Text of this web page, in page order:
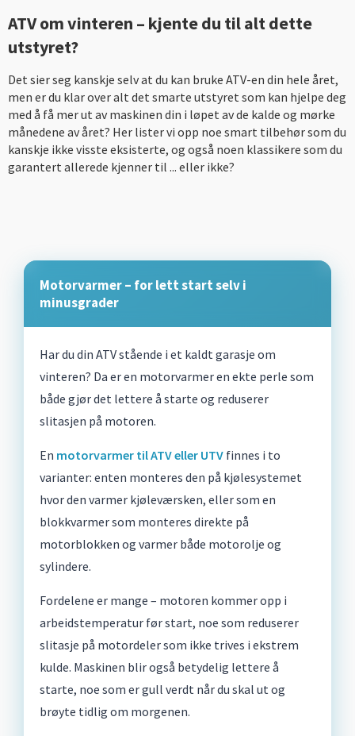
ATV om vinteren – kjente du til alt dette
utstyret?
Det sier seg kanskje selv at du kan bruke ATV-en din hele året,
men er du klar over alt det smarte utstyret som kan hjelpe deg
med å få mer ut av maskinen din i løpet av de kalde og mørke
månedene av året? Her lister vi opp noe smart tilbehør som du
kanskje ikke visste eksisterte, og også noen klassikere som du
garantert allerede kjenner til ... eller ikke?
Motorvarmer – for lett start selv i
minusgrader
Har du din ATV stående i et kaldt garasje om
vinteren? Da er en motorvarmer en ekte perle som
både gjør det lettere å starte og reduserer
slitasjen på motoren.
En motorvarmer til ATV eller UTV finnes i to
varianter: enten monteres den på kjølesystemet
hvor den varmer kjøleværsken, eller som en
blokkvarmer som monteres direkte på
motorblokken og varmer både motorolje og
sylindere.
Fordelene er mange – motoren kommer opp i
arbeidstemperatur før start, noe som reduserer
slitasje på motordeler som ikke trives i ekstrem
kulde. Maskinen blir også betydelig lettere å
starte, noe som er gull verdt når du skal ut og
brøyte tidlig om morgenen.